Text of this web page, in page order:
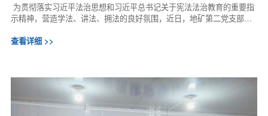
为贯彻落实习近平法治思想和习近平总书记关于宪法法治教育的重要指
示精神，营造学法、讲法、拥法的良好氛围，近日，地矿第二党支部和
查看详细 >>